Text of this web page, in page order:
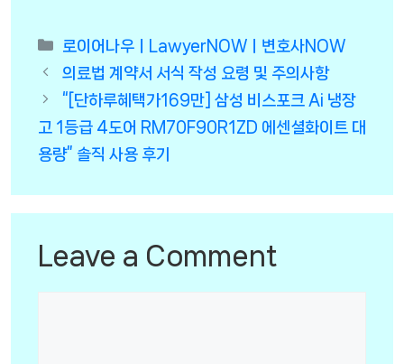
Categories
로이어나우ㅣLawyerNOWㅣ변호사NOW
의료법 계약서 서식 작성 요령 및 주의사항
“[단하루혜택가169만] 삼성 비스포크 Ai 냉장
고 1등급 4도어 RM70F90R1ZD 에센셜화이트 대
용량” 솔직 사용 후기
Leave a Comment